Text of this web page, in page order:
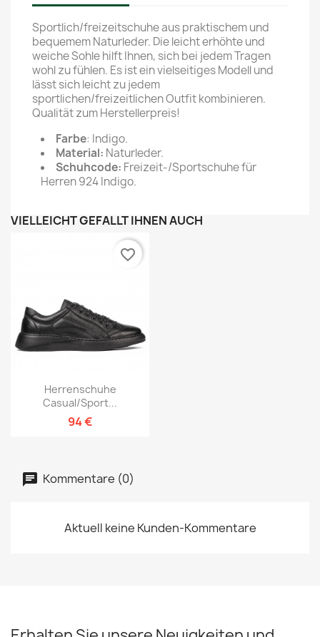
Sportlich/freizeitschuhe aus praktischem und
bequemem Naturleder. Die leicht erhöhte und
weiche Sohle hilft Ihnen, sich bei jedem Tragen
wohl zu fühlen. Es ist ein vielseitiges Modell und
lässt sich leicht zu jedem
sportlichen/freizeitlichen Outfit kombinieren.
Qualität zum Herstellerpreis!
Farbe: Indigo.
Material: Naturleder.
Schuhcode: Freizeit-/Sportschuhe für
Herren 924 Indigo.
VIELLEICHT GEFÄLLT IHNEN AUCH
Herrenschuhe
Casual/sport...
94 €
favorite_border
Kommentare (0)
Aktuell keine Kunden-Kommentare